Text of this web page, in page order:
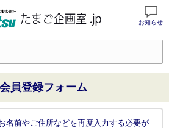
お知らせ
員登録フォーム
名前やご住所などを再度入力する必要が